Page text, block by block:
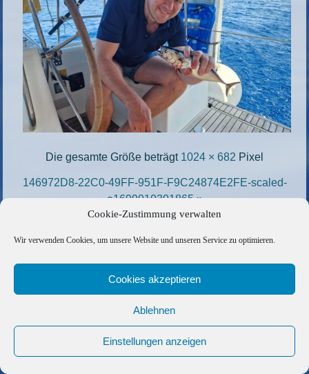
Cookie-Zustimmung verwalten
Wir verwenden Cookies, um unsere Website und unseren Service zu optimieren.
Cookies akzeptieren
Ablehnen
Einstellungen anzeigen
Die gesamte Größe beträgt 1024 × 682 Pixel
146972D8-22C0-49FF-951F-F9C24874E2FE-scaled-
e1699010301865»
A4FA8211-C5B1-4064-8962-250C8DAA3207-
Copyright © 2026 Barfuss Segelreisen GmbH
Kontakt|Impressum|Datenschutz|Cookie-Richtlinie|
Befreundete Links